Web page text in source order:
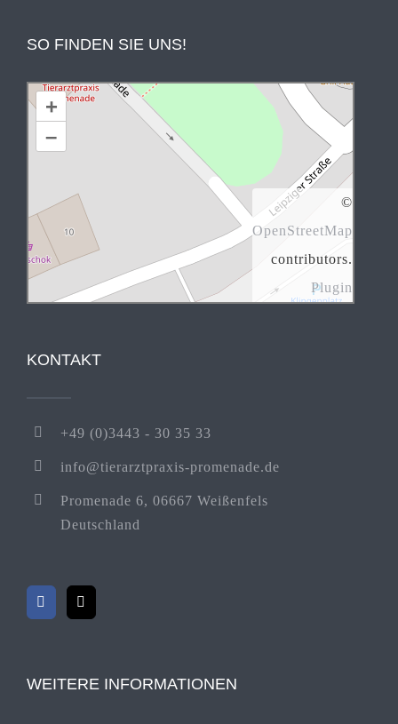
SO FINDEN SIE UNS!
+
–
©
OpenStreetMap
contributors.
Plugin
KONTAKT
+49 (0)3443 - 30 35 33
info@tierarztpraxis-promenade.de
Promenade 6, 06667 Weißenfels
Deutschland
WEITERE INFORMATIONEN